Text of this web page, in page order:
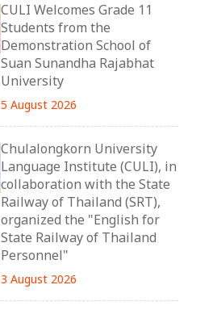
CULI Welcomes Grade 11
Students from the
Demonstration School of
Suan Sunandha Rajabhat
University
5 August 2026
Chulalongkorn University
Language Institute (CULI), in
collaboration with the State
Railway of Thailand (SRT),
organized the "English for
State Railway of Thailand
Personnel"
3 August 2026